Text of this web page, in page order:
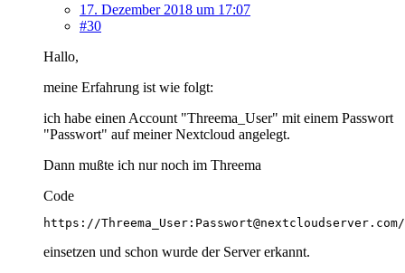
17. Dezember 2018 um 17:07
#30
Hallo,
meine Erfahrung ist wie folgt:
ich habe einen Account "Threema_User" mit einem Passwort
"Passwort" auf meiner Nextcloud angelegt.
Dann mußte ich nur noch im Threema
Code
https://
einsetzen und schon wurde der Server erkannt.